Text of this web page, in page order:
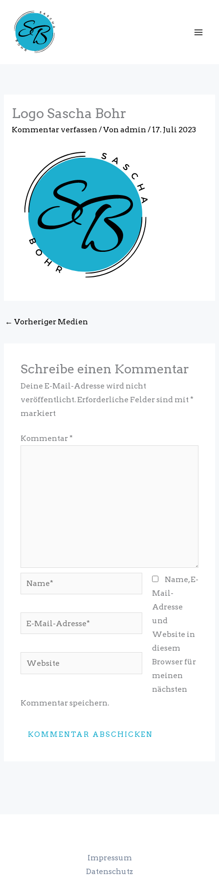
Inhalt
springen
Logo Sascha Bohr
Kommentar verfassen / Von admin / 17. Juli 2023
← Vorheriger Medien
Schreibe einen Kommentar
Deine E-Mail-Adresse wird nicht
veröffentlicht.Erforderliche Felder sind mit*
markiert
Kommentar*
Name*
E-
Mail-
Website
Name, E-
Mail-
Adresse
und
Website in
diesem
Browser für
meinen
nächsten
Kommentar speichern.
Impressum
Datenschutz